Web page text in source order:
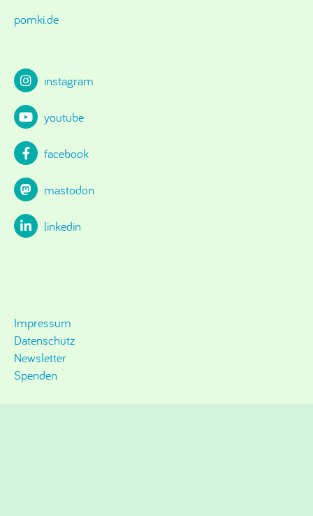
pomki.de
instagram
youtube
facebook
mastodon
linkedin
Impressum
Datenschutz
Newsletter
Spenden